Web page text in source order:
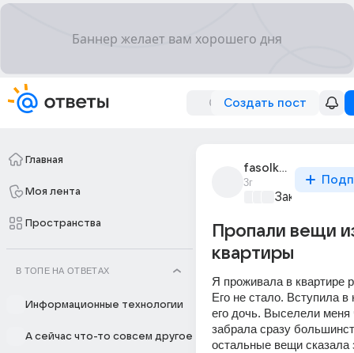
Создать пост
Главная
Моя лента
Пространства
В ТОПЕ НА ОТВЕТАХ
Информационные технологии
А сейчас что-то совсем другое
fasolka_42
3г
Закон и
Пропали вещи
квартиры
Я проживала в квартире
Его не стало. Вступила в
его дочь. Выселели меня
забрала сразу
остальные вещи сказала